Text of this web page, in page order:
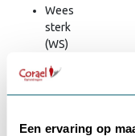
Een ervaring op
Wees
sterk
(WS)
plezier
(DP)
je